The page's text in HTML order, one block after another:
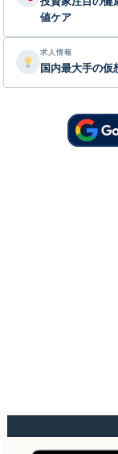
値ケア
求人情報
国内最大手の